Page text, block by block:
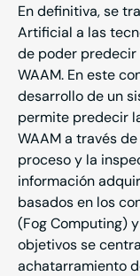
En definitiva, se
Artificial a las
de poder
WAAM. En este
desarrollo de un
permite predecir
WAAM a través
proceso y la
información
basados en los
(Fog Computing)
objetivos se
achatarramiento